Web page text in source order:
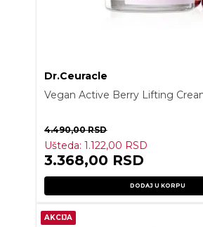
Dr.Ceuracle
Vegan Active Berry Lifting
4.490,00RSD
Ušteda:1.122,00 RSD
3.368,00 RSD
DODAJ U KORPU
AKCIJA